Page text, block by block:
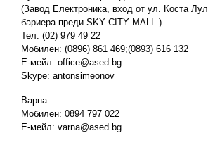
(Завод Електроника, вход от ул. Коста
бариера преди SKY CITY MALL )
Тел: (02) 979 49 22
Мобилен: (0896) 861 469;(0893) 616 132
Е-мейл: office@ased.bg
Skype: antonsimeonov
Варна
Мобилен: 0894 797 022
Е-мейл: varna@ased.bg